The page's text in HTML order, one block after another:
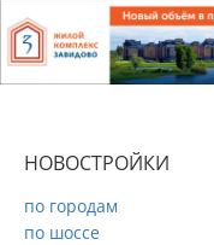
НОВОСТРОЙКИ
по городам
по шоссе